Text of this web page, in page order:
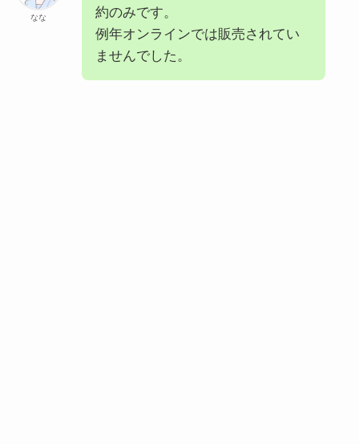
なな
約のみです。
例年オンラインでは販売されてい
ませんでした。